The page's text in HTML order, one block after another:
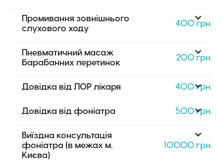
Промивання зовнішнього
слухового ходу
400 грн.
Пневматичний масаж
барабанних перетинок
200 грн.
Довідка від ЛОР лікаря 400 грн.
Довідка від фоніатра 500 грн.
Виїздна консультація
фоніатра (в межах м.
Києва)
10000 грн.